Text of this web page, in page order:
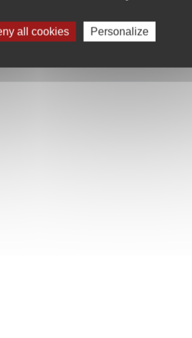
et une voiture de course avec des
l'imagination et le jeu. Outre des
par étape dans l'application LEGO
de machines et de véhicules fascinants.
qui stimulent le jeu.
all cookies Personalize